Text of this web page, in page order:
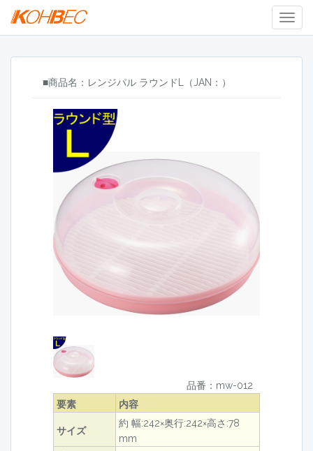
■商品名：レンジパル ラウンドL（JAN：）
品番：mw-012
要素
内容
サイズ
約 幅:242×奥行:242×高さ:78
mm